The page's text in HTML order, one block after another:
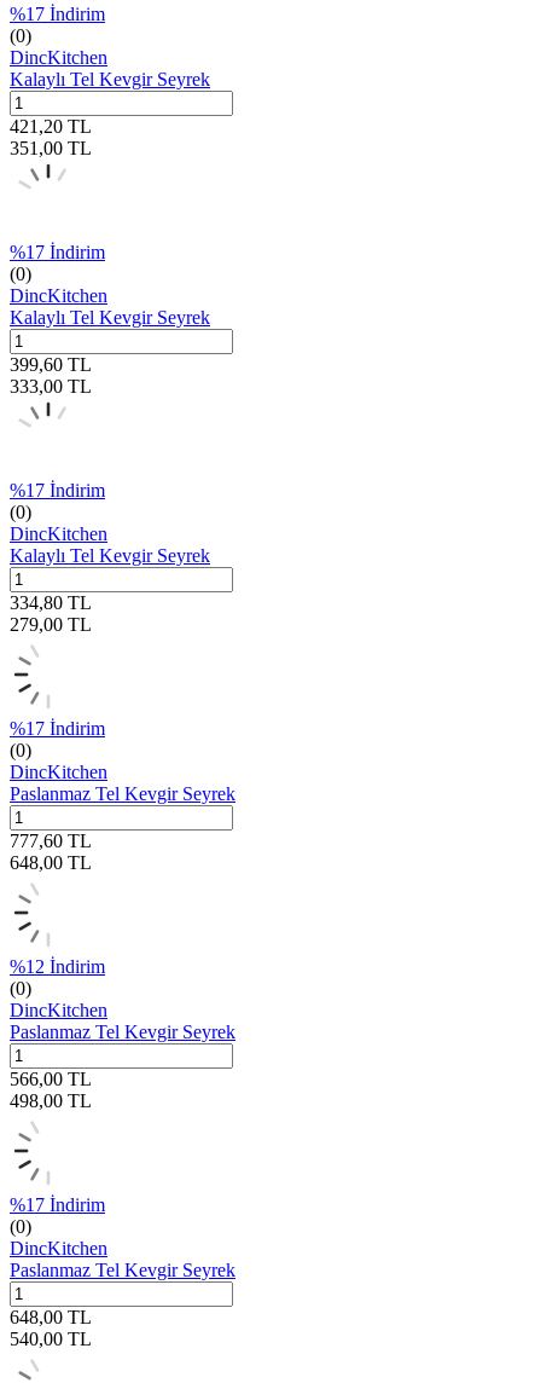
%17 İndirim
(0)
DincKitchen
Kalaylı Tel Kevgir Seyrek
421,20 TL
351,00 TL
%17 İndirim
(0)
DincKitchen
Kalaylı Tel Kevgir Seyrek
399,60 TL
333,00 TL
%17 İndirim
(0)
DincKitchen
Kalaylı Tel Kevgir Seyrek
334,80 TL
279,00 TL
%17 İndirim
(0)
DincKitchen
Paslanmaz Tel Kevgir Seyrek
777,60 TL
648,00 TL
%12 İndirim
(0)
DincKitchen
Paslanmaz Tel Kevgir Seyrek
566,00 TL
498,00 TL
%17 İndirim
(0)
DincKitchen
Paslanmaz Tel Kevgir Seyrek
648,00 TL
540,00 TL